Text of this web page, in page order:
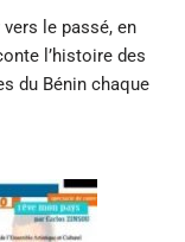
le passé, en
l’histoire des
du Bénin chaque